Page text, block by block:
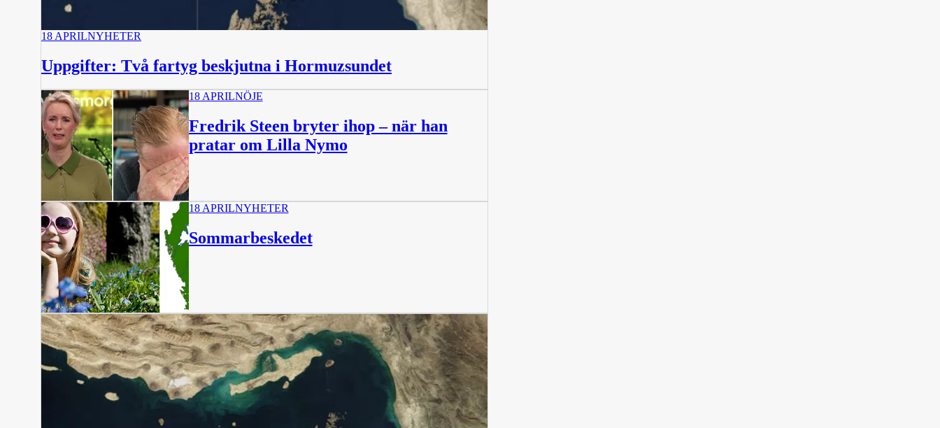
18 APRILNYHETER
Uppgifter: Två fartyg beskjutna i Hormuzsundet
18 APRILNÖJE
Fredrik Steen bryter ihop – när han
pratar om Lilla Nymo
18 APRILNYHETER
Sommarbeskedet